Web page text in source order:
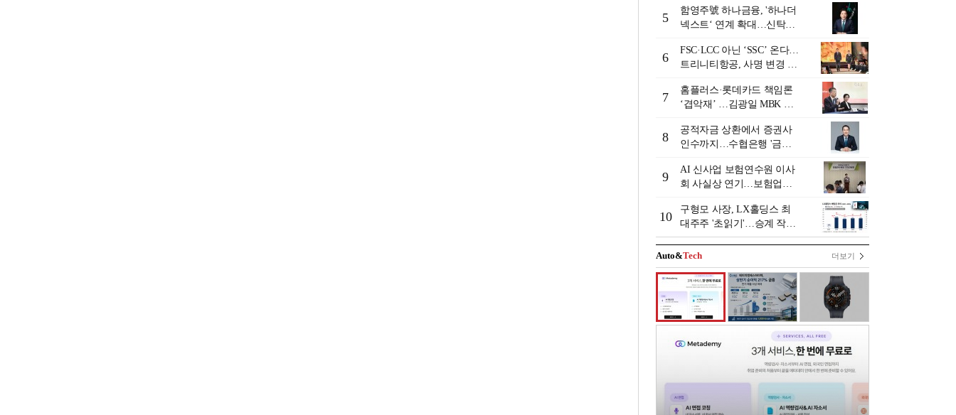
5
함영주號 하나금융, '하나더
넥스트‘ 연계 확대…신탁수
니어 비즈니스 돋보기]
6
FSC·LCC 아닌 ‘SSC’ 온다…
트리니티항공, 사명 변경 넘
7
홈플러스·롯데카드 책임론
‘겹악재’ …김광일 MBK 부
8
공적자금 상환에서 증권사
인수까지…수협은행 '금융
행 금융그룹의 꿈①]
9
AI 신사업 보험연수원 이사
회 사실상 연기…보험업계
[보험연수원 AI사업 논란]
10
구형모 사장, LX홀딩스 최
대주주 '초읽기'…승계 작업
막바지?
Auto&Tech 더보기